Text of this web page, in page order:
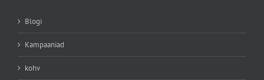
Blogi
Kampaaniad
kohv